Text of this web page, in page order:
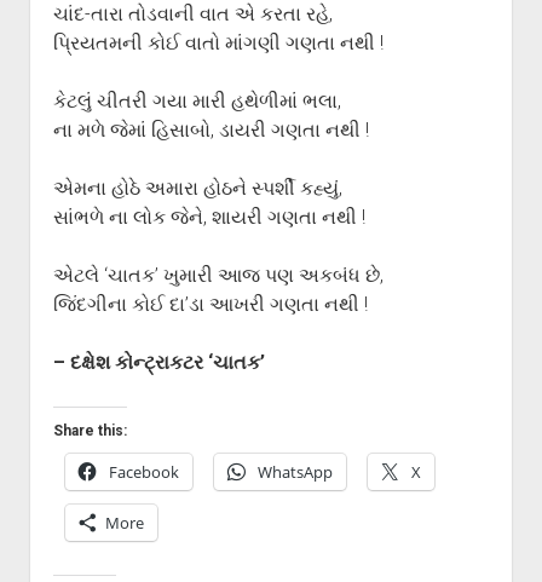
ચાંદ-તારા તોડવાની વાત એ કરતા રહે,
પ્રિયતમની કોઈ વાતો માંગણી ગણતા નથી !
કેટલું ચીતરી ગયા મારી હથેળીમાં ભલા,
ના મળે જેમાં હિસાબો, ડાયરી ગણતા નથી !
એમના હોઠે અમારા હોઠને સ્પર્શી કહ્યું,
સાંભળે ના લોક જેને, શાયરી ગણતા નથી !
એટલે ‘ચાતક’ ખુમારી આજ પણ અકબંધ છે,
જિંદગીના કોઈ દા’ડા આખરી ગણતા નથી !
– દક્ષેશ કોન્ટ્રાકટર ‘ચાતક’
Share this:
Facebook WhatsApp X
More